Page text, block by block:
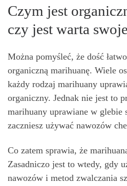
Czym jest
czy jest warta
Można pomyśleć, że dość
organiczną marihuanę. Wiele
każdy rodzaj marihuany
organiczny. Jednak nie jest to
marihuany uprawiane w glebie
zaczniesz używać nawozów
Co zatem sprawia, że
Zasadniczo jest to wtedy, gdy
nawozów i metod zwalczania